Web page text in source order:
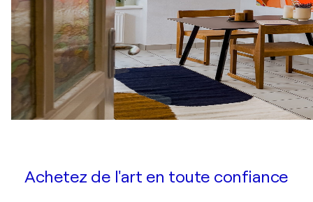
Achetez de l'art en toute confiance